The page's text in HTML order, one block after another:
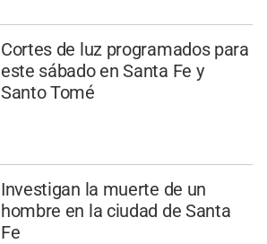
Cortes de luz programados para
este sábado en Santa Fe y
Santo Tomé
Investigan la muerte de un
hombre en la ciudad de Santa
Fe